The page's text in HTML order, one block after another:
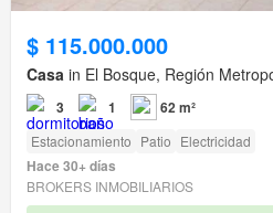
$ 115.000.000
Casa in El Bosque, Región
3 1 62 m²
Estacionamiento Patio Electricidad
Hace 30+ días
BROKERS INMOBILIARIOS